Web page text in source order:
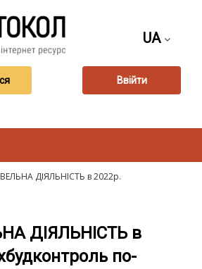
UA
Ввійти
ДІЯЛЬНІСТЬ в 2022р.
ДІЯЛЬНІСТЬ в
по-